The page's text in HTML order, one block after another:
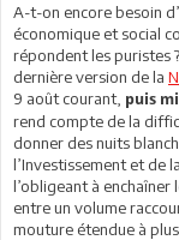
A-t-on encore besoin
économique et social
répondent les puristes
dernière version de la
9 août courant, puis
rend compte de la
donner des nuits
l’Investissement et de
l’obligeant à enchaîner
entre un volume
mouture étendue à